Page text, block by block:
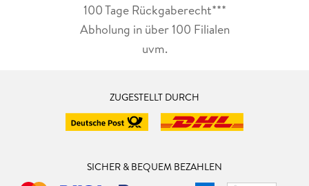
100 Tage Rückgaberecht***
Abholung in über 100 Filialen
uvm.
ZUGESTELLT DURCH
SICHER & BEQUEM BEZAHLEN